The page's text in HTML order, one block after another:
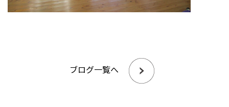
ブログ一覧へ